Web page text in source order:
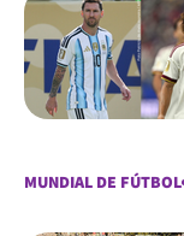
MUNDIAL DE FÚTBOL